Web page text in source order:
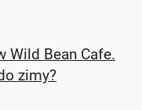
Wild Bean Cafe.
zimy?